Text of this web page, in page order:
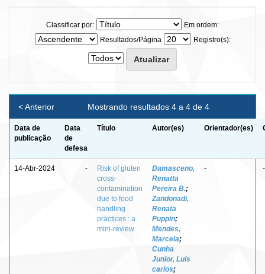
Classificar por:
Em ordem:
Resultados/Página
Registro(s):
Mostrando resultados 4 a 4 de 4
< Anterior
Data de
publicação
Data
de
defesa
Título Autor(es) Orientador(es)
14-Abr-2024 -
Risk of gluten
cross-
contamination
due to food
handling
practices : a
mini-review
Damasceno,
Renatta
Pereira B.;
Zandonadi,
Renata
Puppin;
Mendes,
Marcela;
Cunha
Junior, Luis
carlos;
- -